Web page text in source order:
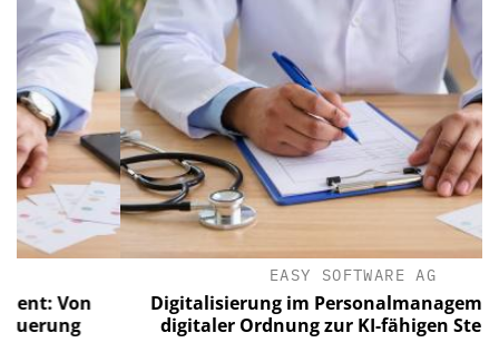
EASY SOFTWARE AG
Digitalisierung im Personalmanagement: Von
digitaler Ordnung zur KI-fähigen Steuerung